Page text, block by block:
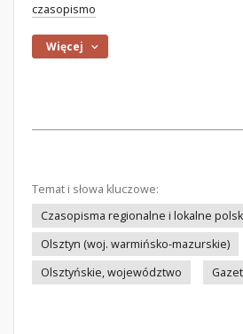
czasopismo
Więcej
Temat i słowa kluczowe:
Czasopisma regionalne i lokalne
Olsztyn (woj. warmińsko-mazurskie)
Olsztyńskie, województwo